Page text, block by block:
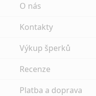
O nás
Kontakty
Výkup šperků
Recenze
Platba a doprava